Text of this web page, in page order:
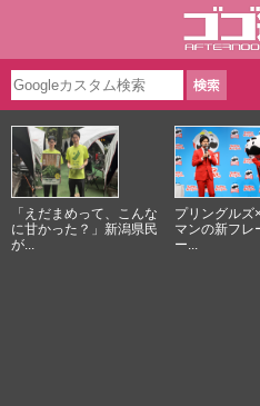
「えだまめって、こんな
に甘かった？」新潟県民
が...
プリングルズ
マンの新フレ
ー...